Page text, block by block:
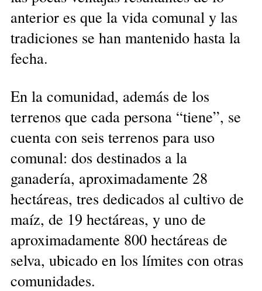
anterior es que la vida comunal y las
tradiciones se han mantenido hasta la
fecha.
En la comunidad, además de los
terrenos que cada persona “tiene”, se
cuenta con seis terrenos para uso
comunal: dos destinados a la
ganadería, aproximadamente 28
hectáreas, tres dedicados al cultivo de
maíz, de 19 hectáreas, y uno de
aproximadamente 800 hectáreas de
selva, ubicado en los límites con otras
comunidades.